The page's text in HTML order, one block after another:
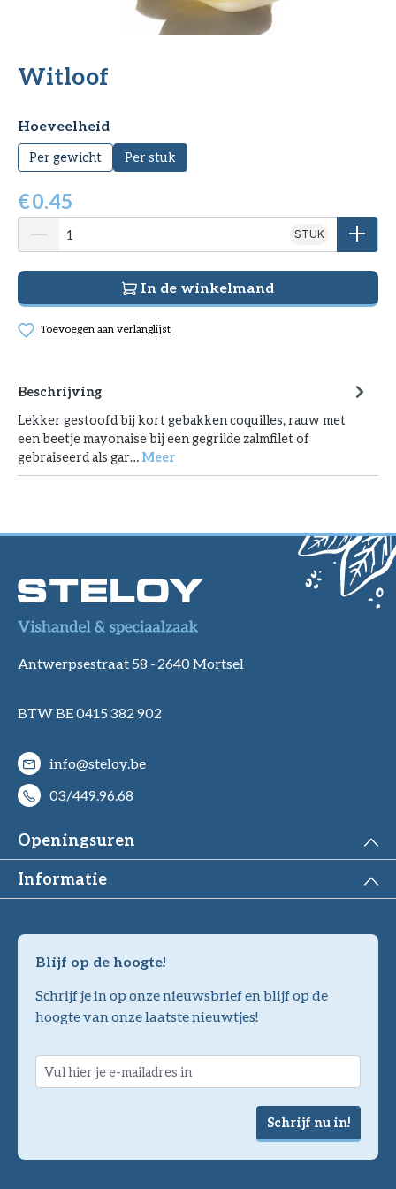
Witloof
Selecteer
Hoeveelheid
Per gewicht Per stuk
€0.45
STUK
In de winkelmand
Toevoegen aan verlanglijst
Beschrijving
Lekker gestoofd bij kort gebakken coquilles, rauw met
een beetje mayonaise bij een gegrilde zalmfilet of
gebraiseerd als gar… Meer
Antwerpsestraat 58 - 2640 Mortsel
BTW BE 0415 382 902
info@steloy.be
03/449.96.68
Openingsuren
Informatie
Blijf op de hoogte!
Schrijf je in op onze nieuwsbrief en blijf op de
hoogte van onze laatste nieuwtjes!
Schrijf nu in!